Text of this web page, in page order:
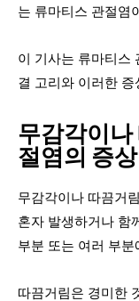
는 류마티스 관절염
이 기사는 류마티스
결 고리와 이러한
무감각이
절염의 증
무감각이나 따끔거
혼자 발생하거나 함
부분 또는 여러 부
따끔거림은 경미한